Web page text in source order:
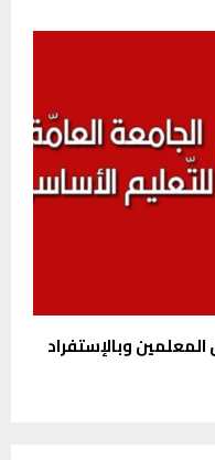
وبالإستفراد